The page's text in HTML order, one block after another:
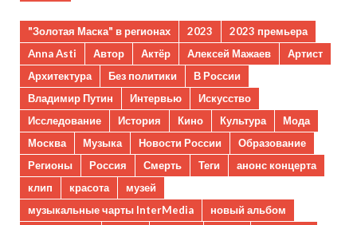
"Золотая Маска" в регионах 2023
2023 премьера
Anna Asti
Автор Актёр Алексей Мажаев
Артист
Архитектура
Без политики
В России
Владимир Путин
Интервью
Искусство
Исследование
История Кино Культура
Мода
Москва
Музыка Новости России
Образование
Регионы
Россия Смерть Теги
анонс концерта
клип
красота
музей
музыкальные чарты InterMedia
новый альбом